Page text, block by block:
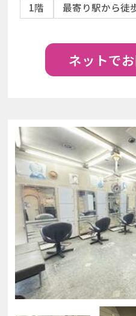
1階 最寄り駅から徒
ネットで